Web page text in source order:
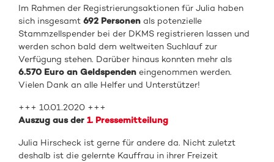
Im Rahmen der Registrierungsaktionen für Julia haben
sich insgesamt 692 Personen als potenzielle
Stammzellspender bei der DKMS registrieren lassen und
werden schon bald dem weltweiten Suchlauf zur
Verfügung stehen. Darüber hinaus konnten mehr als
6.570 Euro an Geldspenden eingenommen werden.
Vielen Dank an alle Helfer und Unterstützer!
+++ 10.01.2020 +++
Auszug aus der1. Pressemitteilung
Julia Hirscheck ist gerne für andere da. Nicht zuletzt
deshalb ist die gelernte Kauffrau in ihrer Freizeit